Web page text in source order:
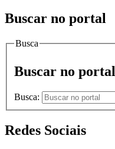
Buscar no portal
Busca
Buscar no portal
Busca:
Redes Sociais